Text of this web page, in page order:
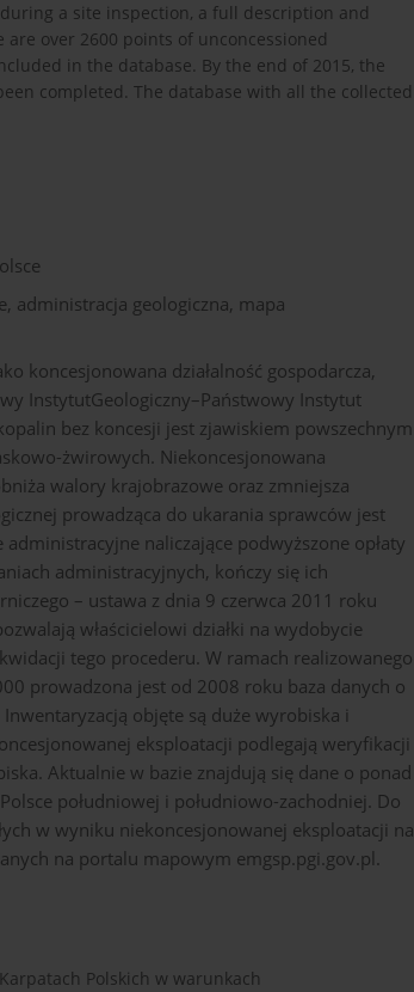
a site inspection, a full description and
over 2600 points of unconcessioned
in the database. By the end of 2015, the
completed. The database with all the collected
administracja geologiczna, mapa
koncesjonowana działalność gospodarcza,
InstytutGeologiczny–Państwowy Instytut
bez koncesji jest zjawiskiem powszechnym
żwirowych. Niekoncesjonowana
walory krajobrazowe oraz zmniejsza
prowadząca do ukarania sprawców jest
naliczające podwyższone opłaty
administracyjnych, kończy się ich
– ustawa z dnia 9 czerwca 2011 roku
właścicielowi działki na wydobycie
tego procederu. W ramach realizowanego
prowadzona jest od 2008 roku baza danych o
objęte są duże wyrobiska i
eksploatacji podlegają weryfikacji
Aktualnie w bazie znajdują się dane o ponad
południowej i południowo-zachodniej. Do
w wyniku niekoncesjonowanej eksploatacji na
na portalu mapowym emgsp.pgi.gov.pl.
Polskich w warunkach